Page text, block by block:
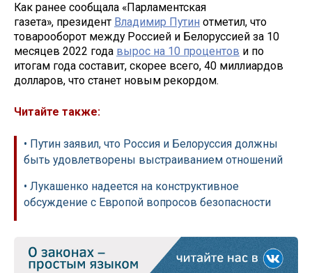
Как ранее сообщала «Парламентская
газета», президент Владимир Путин отметил, что
товарооборот между Россией и Белоруссией за 10
месяцев 2022 года вырос на 10 процентов и по
итогам года составит, скорее всего, 40 миллиардов
долларов, что станет новым рекордом.
Читайте также:
• Путин заявил, что Россия и Белоруссия должны
быть удовлетворены выстраиванием отношений
• Лукашенко надеется на конструктивное
обсуждение с Европой вопросов безопасности